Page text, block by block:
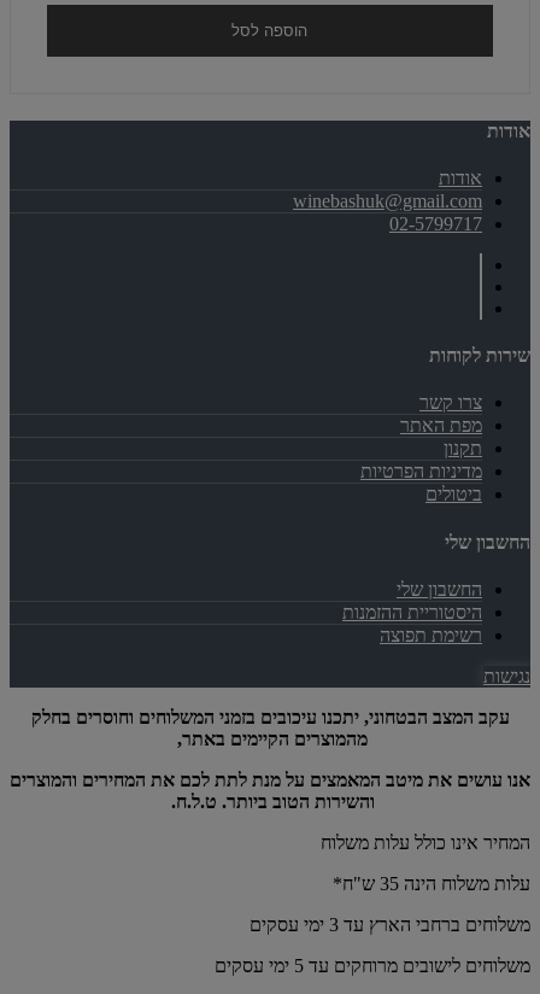
הוספה לסל
אודות
אודות
winebashuk@gmail.com
02-5799717
שירות לקוחות
צרו קשר
מפת האתר
תקנון
מדיניות הפרטיות
ביטולים
החשבון שלי
החשבון שלי
היסטוריית ההזמנות
רשימת תפוצה
נגישות
עקב המצב הבטחוני, יתכנו עיכובים בזמני המשלוחים וחוסרים בחלק
מהמוצרים הקיימים באתר,
אנו עושים את מיטב המאמצים על מנת לתת לכם את המחירים והמוצרים
והשירות הטוב ביותר. ט.ל.ח.
המחיר אינו כולל עלות משלוח
עלות משלוח הינה 35 ש"ח*
משלוחים ברחבי הארץ עד 3 ימי עסקים
משלוחים לישובים מרוחקים עד 5 ימי עסקים